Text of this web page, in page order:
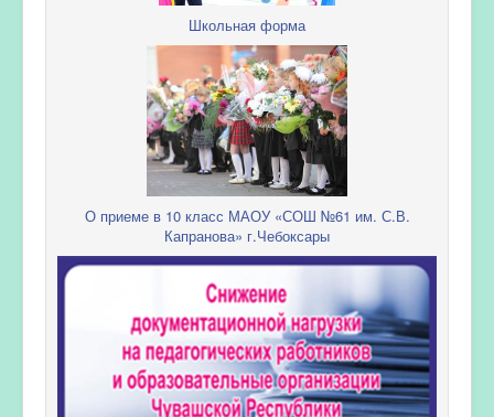
Школьная форма
О приеме в 10 класс МАОУ «СОШ №61 им. С.В.
Капранова» г.Чебоксары